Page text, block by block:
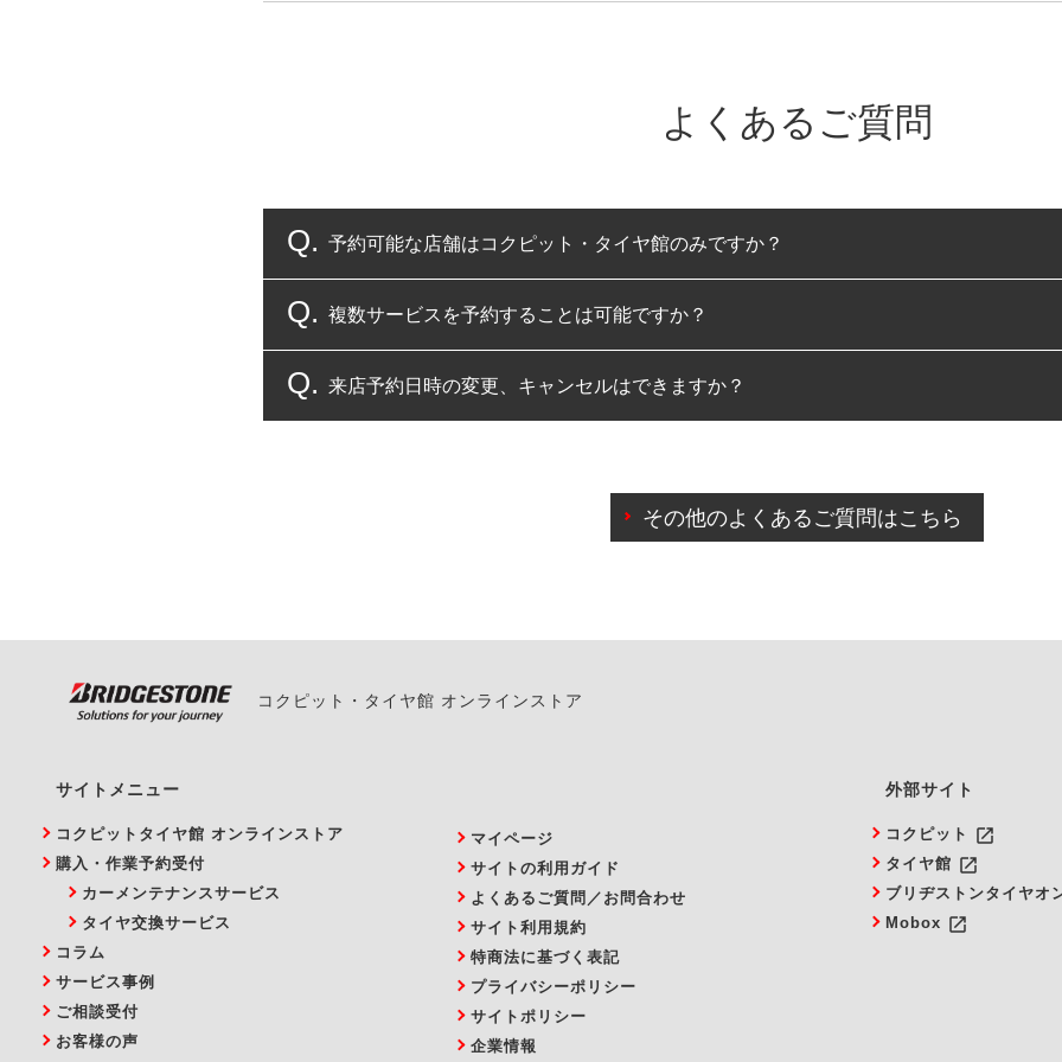
よくあるご質問
予約可能な店舗はコクピット・タイヤ館のみですか？
コクピット・タイヤ館のみとなります。
複数サービスを予約することは可能ですか？
複数サービスのご予約は可能です。
来店予約日時の変更、キャンセルはできますか？
また、やむを得ない事由によりご予約のキャンセルをご希望の際は、直接ご予約いた
その他のよくあるご質問はこちら
コクピット・タイヤ館 オンラインストア
サイトメニュー
コクピットタイヤ館 オンラインストア
購入・作業予約受付
カーメンテナンスサービス
タイヤ交換サービス
コラム
サービス事例
ご相談受付
お客様の声
マイページ
サイトの利用ガイド
よくあるご質問／お問合わせ
サイト利用規約
特商法に基づく表記
プライバシーポリシー
サイトポリシー
企業情報
外部サイト
コクピット launch
タイヤ館 launch
ブリヂストンタイヤオ
Mobox launch